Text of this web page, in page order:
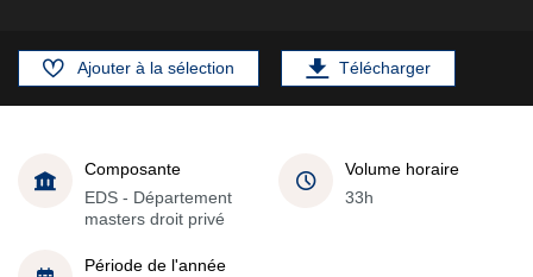
Ajouter à la sélection Télécharger
Composante
EDS - Département
masters droit privé
Volume horaire
33h
Période de l'année